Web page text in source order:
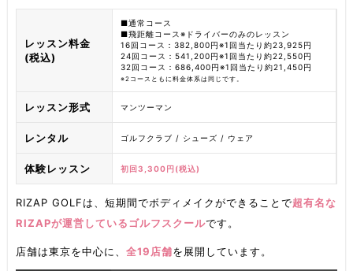
レッスン料金
(税込)
■通常コース
■飛距離コース※ドライバーのみのレッスン
16回コース：382,800円※1回当たり約23,925円
24回コース：541,200円※1回当たり約22,550円
32回コース：686,400円※1回当たり約21,450円
※2コースともに料金体系は同じです。
レッスン形式 マンツーマン
レンタル ゴルフクラブ / シューズ / ウェア
体験レッスン 初回3,300円(税込)
RIZAP GOLFは、短期間でボディメイクができることで超有名な
RIZAPが運営しているゴルフスクールです。
店舗は東京を中心に、 全19店舗を展開しています。